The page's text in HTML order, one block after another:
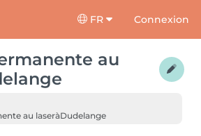
FR Connexion
au
au laseràDudelange